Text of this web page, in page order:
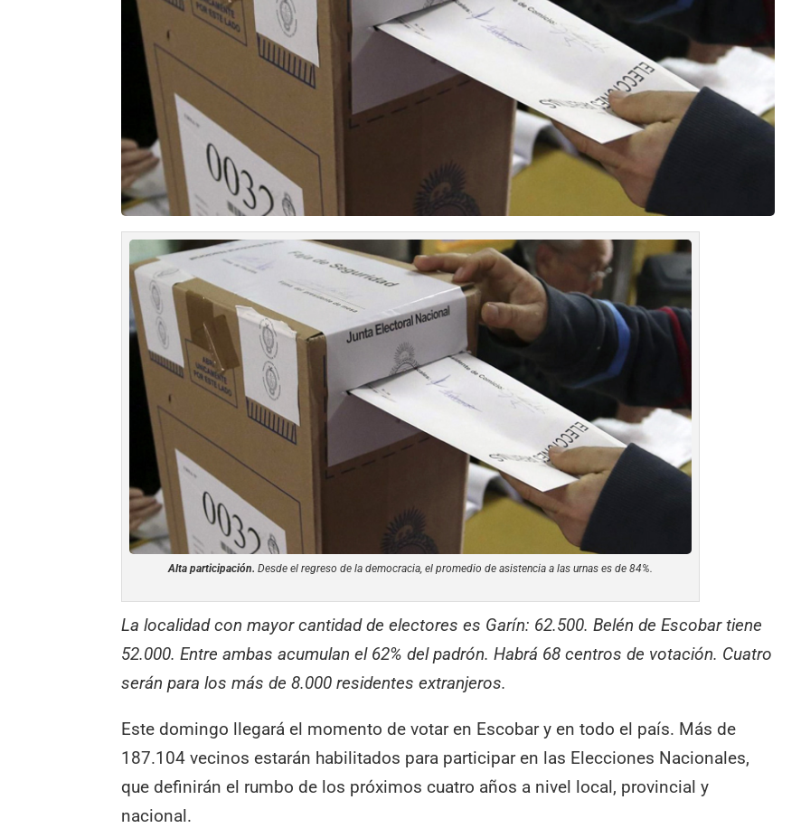
Alta participación. Desde el regreso de la democracia, el promedio de asistencia a las urnas es de 84%.
La localidad con mayor cantidad de electores es Garín: 62.500. Belén de Escobar tiene
52.000. Entre ambas acumulan el 62% del padrón. Habrá 68 centros de votación. Cuatro
serán para los más de 8.000 residentes extranjeros.
Este domingo llegará el momento de votar en Escobar y en todo el país. Más de
187.104 vecinos estarán habilitados para participar en las Elecciones Nacionales,
que definirán el rumbo de los próximos cuatro años a nivel local, provincial y
nacional.